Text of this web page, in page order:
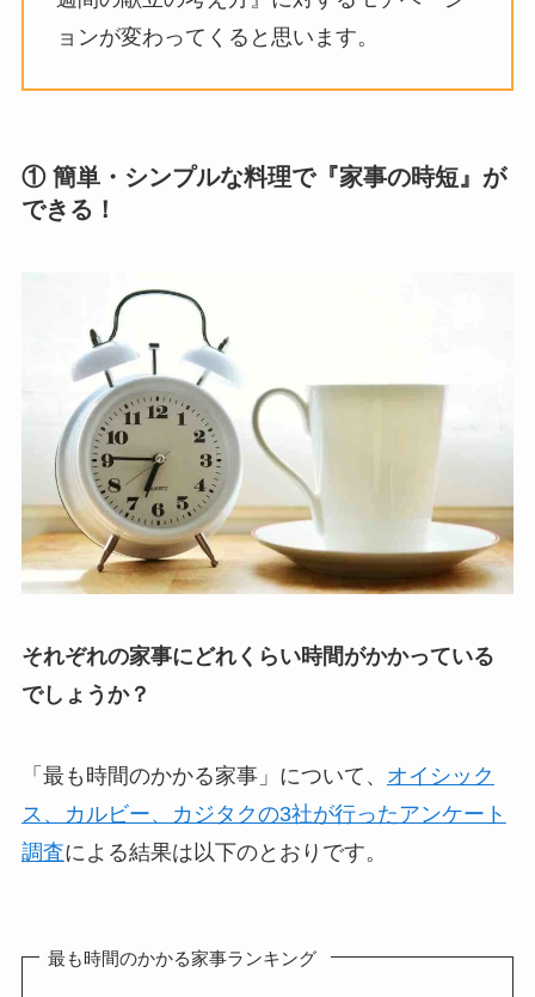
ョンが変わってくると思います。
① 簡単・シンプルな料理で『家事の時短』が
できる！
それぞれの家事にどれくらい時間がかかっている
でしょうか？
「最も時間のかかる家事」について、 オイシック
ス、カルビー、カジタクの3社が行ったアンケート
調査による結果は以下のとおりです。
最も時間のかかる家事ランキング